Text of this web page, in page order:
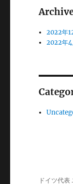
2022年
2022年4
ドイツ代